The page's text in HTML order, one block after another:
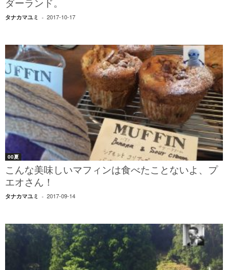
ダーランド。
タナカマユミ - 2017-10-17
00夏
こんな美味しいマフィンは食べたことないよ、プ
エオさん！
タナカマユミ - 2017-09-14